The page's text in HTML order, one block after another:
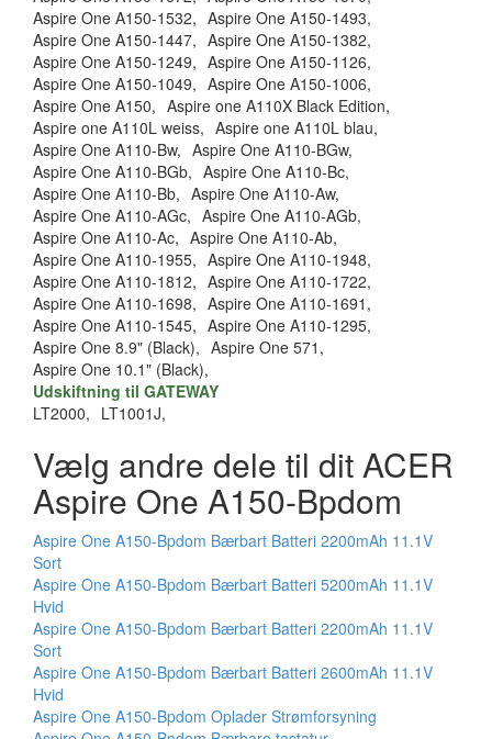
Aspire One A150-1532, Aspire One A150-1493,
Aspire One A150-1447, Aspire One A150-1382,
Aspire One A150-1249, Aspire One A150-1126,
Aspire One A150-1049, Aspire One A150-1006,
Aspire One A150, Aspire one A110X Black Edition,
Aspire one A110L weiss, Aspire one A110L blau,
Aspire One A110-Bw, Aspire One A110-BGw,
Aspire One A110-BGb, Aspire One A110-Bc,
Aspire One A110-Bb, Aspire One A110-Aw,
Aspire One A110-AGc, Aspire One A110-AGb,
Aspire One A110-Ac, Aspire One A110-Ab,
Aspire One A110-1955, Aspire One A110-1948,
Aspire One A110-1812, Aspire One A110-1722,
Aspire One A110-1698, Aspire One A110-1691,
Aspire One A110-1545, Aspire One A110-1295,
Aspire One 8.9" (Black), Aspire One 571,
Aspire One 10.1" (Black),
Udskiftning til GATEWAY
LT2000, LT1001J,
Vælg andre dele til dit ACER
Aspire One A150-Bpdom
Aspire One A150-Bpdom Bærbart Batteri 2200mAh 11.1V
Sort
Aspire One A150-Bpdom Bærbart Batteri 5200mAh 11.1V
Hvid
Aspire One A150-Bpdom Bærbart Batteri 2200mAh 11.1V
Sort
Aspire One A150-Bpdom Bærbart Batteri 2600mAh 11.1V
Hvid
Aspire One A150-Bpdom Oplader Strømforsyning